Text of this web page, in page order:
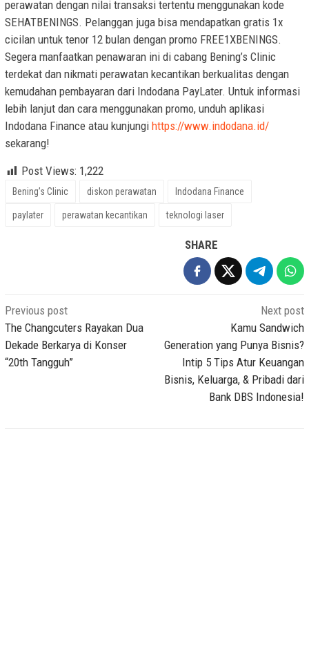
perawatan dengan nilai transaksi tertentu menggunakan kode
SEHATBENINGS. Pelanggan juga bisa mendapatkan gratis 1x
cicilan untuk tenor 12 bulan dengan promo FREE1XBENINGS.
Segera manfaatkan penawaran ini di cabang Bening’s Clinic
terdekat dan nikmati perawatan kecantikan berkualitas dengan
kemudahan pembayaran dari Indodana PayLater. Untuk informasi
lebih lanjut dan cara menggunakan promo, unduh aplikasi
Indodana Finance atau kunjungi https://www.indodana.id/
sekarang!
Post Views: 1,222
Bening’s Clinic diskon perawatan Indodana Finance
paylater perawatan kecantikan teknologi laser
SHARE
Post
navigation
Previous post
The Changcuters Rayakan Dua
Dekade Berkarya di Konser
“20th Tangguh”
Next post
Kamu Sandwich
Generation yang Punya Bisnis?
Intip 5 Tips Atur Keuangan
Bisnis, Keluarga, & Pribadi dari
Bank DBS Indonesia!